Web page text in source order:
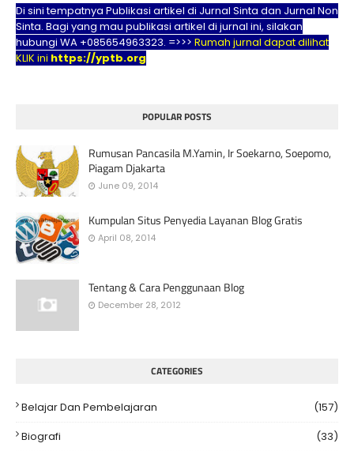
Di sini tempatnya Publikasi artikel di Jurnal Sinta dan Jurnal Non
Sinta. Bagi yang mau publikasi artikel di jurnal ini, silakan
hubungi WA +085654963323. =>>> Rumah jurnal dapat dilihat
KLIK ini https://yptb.org
POPULAR POSTS
Rumusan Pancasila M.Yamin, Ir Soekarno, Soepomo,
Piagam Djakarta
June 09, 2014
Kumpulan Situs Penyedia Layanan Blog Gratis
April 08, 2014
Tentang & Cara Penggunaan Blog
December 28, 2012
CATEGORIES
Belajar Dan Pembelajaran
(157)
Biografi
(33)